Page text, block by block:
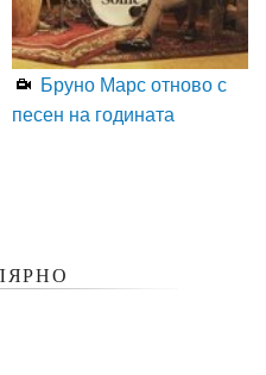
Бруно Марс отново с
песен на годината